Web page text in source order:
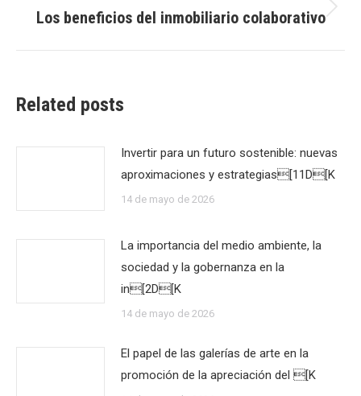
Next
Los beneficios del inmobiliario colaborativo
Related posts
Invertir para un futuro sostenible: nuevas
aproximaciones y estrategias[11D[K
14 de mayo de 2026
La importancia del medio ambiente, la
sociedad y la gobernanza en la
in[2D[K
14 de mayo de 2026
El papel de las galerías de arte en la
promoción de la apreciación del [K